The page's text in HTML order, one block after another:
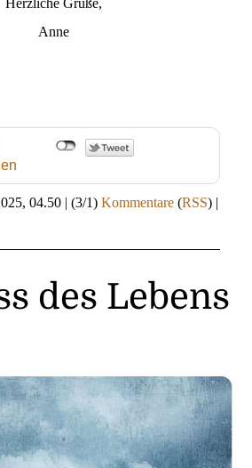
Herzliche Grüße,
Anne
04.50 | (3/1) Kommentare (RSS) |
des Lebens